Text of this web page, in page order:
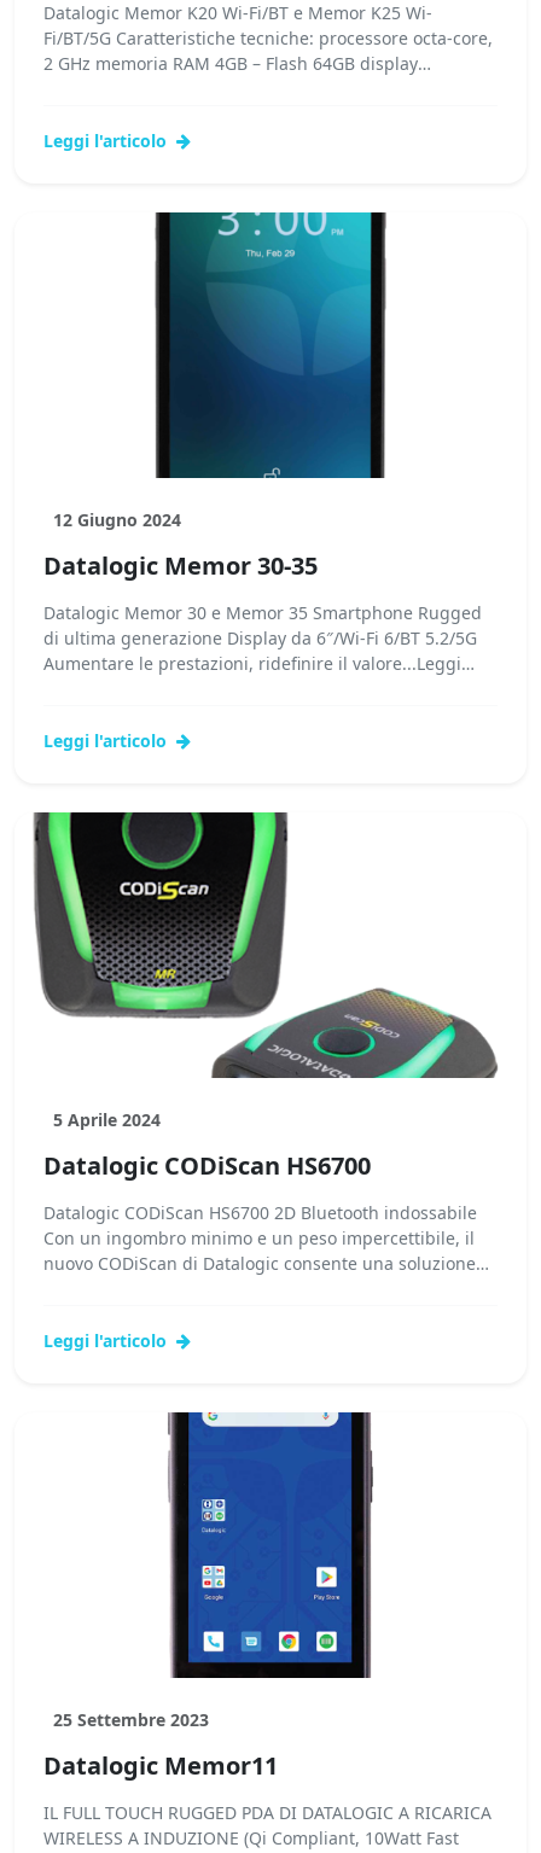
Datalogic Memor K20 Wi-Fi/BT e Memor K25 Wi-
Fi/BT/5G Caratteristiche tecniche: processore octa-core,
2 GHz memoria RAM 4GB – Flash 64GB display
Leggi l'articolo
12 Giugno 2024
Datalogic Memor 30-35
Datalogic Memor 30 e Memor 35 Smartphone Rugged
di ultima generazione Display da 6″/Wi-Fi 6/BT 5.2/5G
Aumentare le prestazioni, ridefinire il valore...Leggi
Leggi l'articolo
5 Aprile 2024
Datalogic CODiScan HS6700
Datalogic CODiScan HS6700 2D Bluetooth indossabile
Con un ingombro minimo e un peso impercettibile, il
nuovo CODiScan di Datalogic consente una soluzione
Leggi l'articolo
25 Settembre 2023
Datalogic Memor11
IL FULL TOUCH RUGGED PDA DI DATALOGIC A RICARICA
WIRELESS A INDUZIONE (Qi Compliant, 10Watt Fast